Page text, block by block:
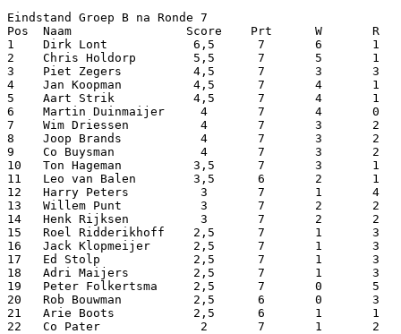
Eindstand Groep B na Ronde 7
Pos  Naam                Score    Prt      W       R
1    Dirk Lont            6,5      7       6       1
2    Chris Holdorp        5,5      7       5       1
3    Piet Zegers          4,5      7       3       3
4    Jan Koopman          4,5      7       4       1
5    Aart Strik           4,5      7       4       1
6    Martin Duinmaijer     4       7       4       0
7    Wim Driessen          4       7       3       2
8    Joop Brands           4       7       3       2
9    Co Buysman            4       7       3       2
10   Ton Hageman          3,5      7       3       1
11   Leo van Balen        3,5      6       2       1
12   Harry Peters          3       7       1       4
13   Willem Punt           3       7       2       2
14   Henk Rijksen          3       7       2       2
15   Roel Ridderikhoff    2,5      7       1       3
16   Jack Klopmeijer      2,5      7       1       3
17   Ed Stolp             2,5      7       1       3
18   Adri Maijers         2,5      7       1       3
19   Peter Folkertsma     2,5      7       0       5
20   Rob Bouwman          2,5      6       0       3
21   Arie Boots           2,5      6       1       1
22   Co Pater              2       7       1       2